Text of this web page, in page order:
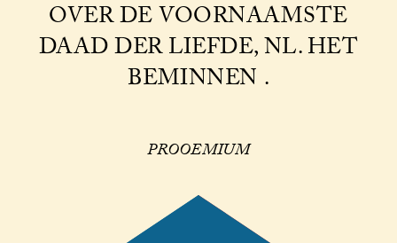
OVER DE VOORNAAMSTE
DAAD DER LIEFDE, NL. HET
BEMINNEN .
PROOEMIUM